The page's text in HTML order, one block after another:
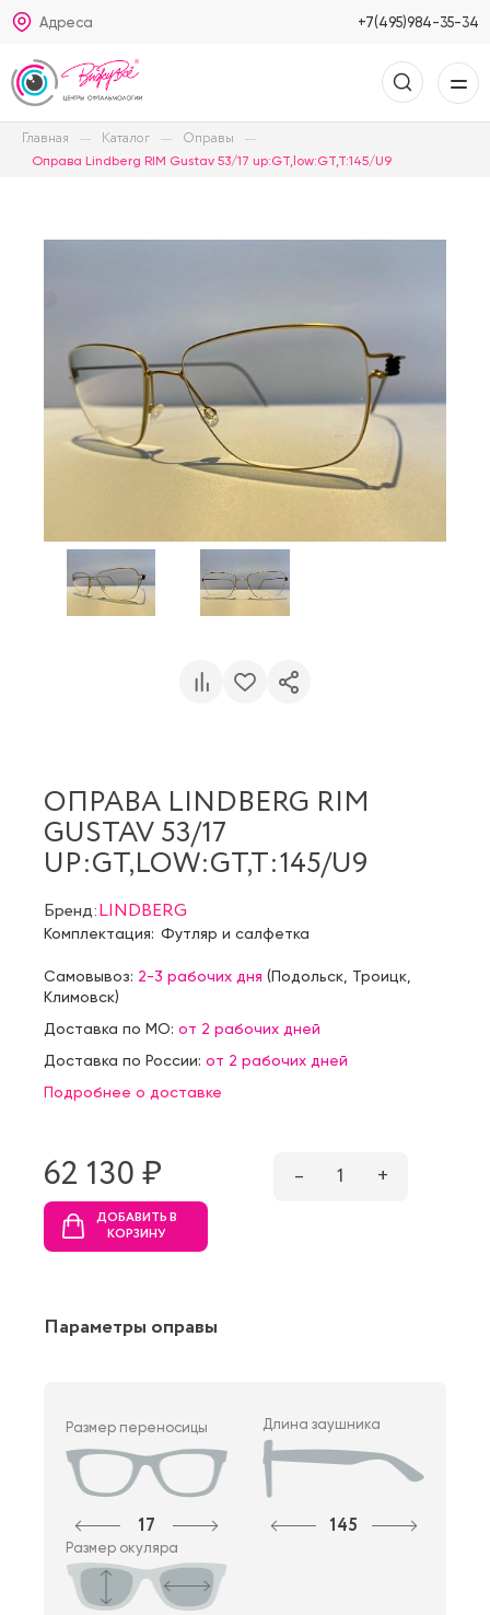
Адреса +7(495)984-35-34
Главная Каталог Оправы
Оправа Lindberg RIM Gustav 53/17 up:GT,low:GT,T:145/U9
ОПРАВА LINDBERG RIM
GUSTAV 53/17
UP:GT,LOW:GT,T:145/U9
Бренд:LINDBERG
Комплектация: Футляр и салфетка
Самовывоз: 2-3 рабочих дня (Подольск Троицк
Климовск)
Доставка по МО: от 2 рабочих дней
Доставка по России: от 2 рабочих дней
Подробнее о доставке
62 130 ₷ – 1 +
ДОБАВИТЬ В
КОРЗИНУ
Параметры оправы
Размер переносицы
17
Длина заушника
145
Размер окуляра